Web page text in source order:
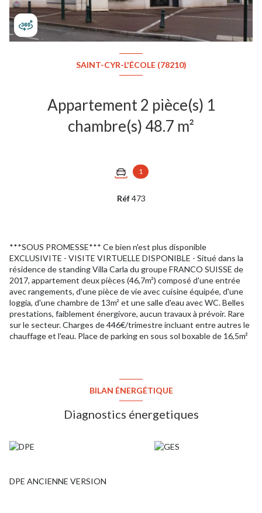
SAINT-CYR-L'ÉCOLE (78210)
Appartement 2 pièce(s) 1
chambre(s) 48.7 m²
1
Réf473
***SOUS PROMESSE*** Ce bien n'est plus disponible
EXCLUSIVITE - VISITE VIRTUELLE DISPONIBLE - Situé dans la
résidence de standing Villa Carla du groupe FRANCO SUISSE de
2017, appartement deux pièces (46,7m²) composé d'une entrée
avec rangements, d'une pièce de vie avec cuisine équipée, d'une
loggia, d'une chambre de 13m² et une salle d'eau avec WC. Belles
prestations, faiblement énergivore, aucun travaux à prévoir. Rare
sur le secteur. Charges de 446€/trimestre incluant entre autres le
chauffage et l'eau. Place de parking en sous sol boxable de 16,5m²
BILAN ÉNERGÉTIQUE
Diagnostics énergetiques
DPE ANCIENNE VERSION